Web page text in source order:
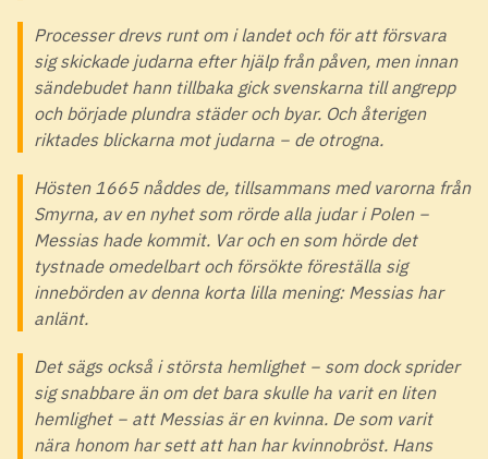
Processer drevs runt om i landet och för att försvara
sig skickade judarna efter hjälp från påven, men innan
sändebudet hann tillbaka gick svenskarna till angrepp
och började plundra städer och byar. Och återigen
riktades blickarna mot judarna − de otrogna.
Hösten 1665 nåddes de, tillsammans med varorna från
Smyrna, av en nyhet som rörde alla judar i Polen −
Messias hade kommit. Var och en som hörde det
tystnade omedelbart och försökte föreställa sig
innebörden av denna korta lilla mening: Messias har
anlänt.
Det sägs också i största hemlighet − som dock sprider
sig snabbare än om det bara skulle ha varit en liten
hemlighet − att Messias är en kvinna. De som varit
nära honom har sett att han har kvinnobröst. Hans